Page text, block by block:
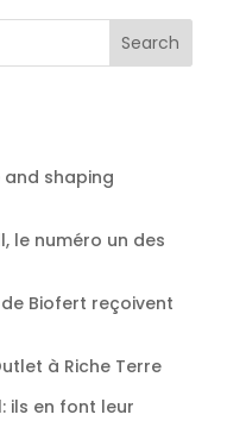
Search
shaping
le numéro un des
Biofert reçoivent
à Riche Terre
ils en font leur